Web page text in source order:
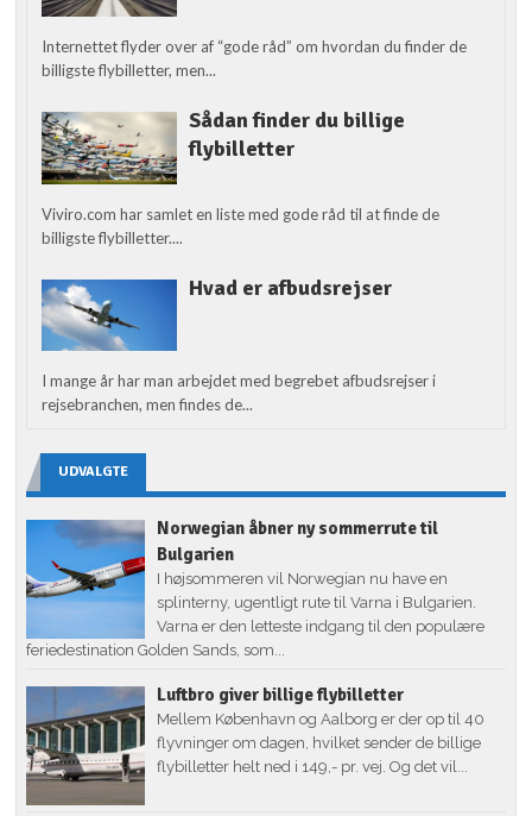
Internettet flyder over af “gode råd” om hvordan du finder de
billigste flybilletter, men...
Sådan finder du billige
flybilletter
Viviro.com har samlet en liste med gode råd til at finde de
billigste flybilletter....
Hvad er afbudsrejser
I mange år har man arbejdet med begrebet afbudsrejser i
rejsebranchen, men findes de...
UDVALGTE
Norwegian åbner ny sommerrute til
Bulgarien
I højsommeren vil Norwegian nu have en
splinterny, ugentligt rute til Varna i Bulgarien.
Varna er den letteste indgang til den populære
feriedestination Golden Sands, som...
Luftbro giver billige flybilletter
Mellem København og Aalborg er der op til 40
flyvninger om dagen, hvilket sender de billige
flybilletter helt ned i 149,- pr. vej. Og det vil...